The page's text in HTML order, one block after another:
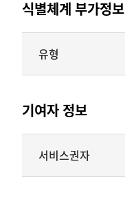
식별체계 부가정보
부가정보의
유형
표현형태
제공
유형
기여자 정보
기여자
정보를
서비스권자